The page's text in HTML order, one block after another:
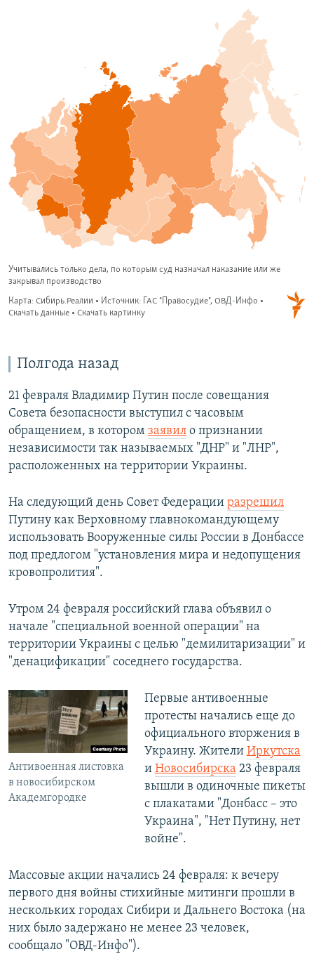
Полгода назад
21 февраля Владимир Путин после совещания
Совета безопасности выступил с часовым
обращением, в котором заявил о признании
независимости так называемых "ДНР" и "ЛНР",
расположенных на территории Украины.
На следующий день Совет Федерации разрешил
Путину как Верховному главнокомандующему
использовать Вооруженные силы России в Донбассе
под предлогом "установления мира и недопущения
кровопролития".
Утром 24 февраля российский глава объявил о
начале "специальной военной операции" на
территории Украины с целью "демилитаризации" и
"денацификации" соседнего государства.
Антивоенная листовка
в новосибирском
Академгородке
Первые антивоенные
протесты начались еще до
официального вторжения в
Украину. Жители Иркутска
и Новосибирска 23 февраля
вышли в одиночные пикеты
с плакатами "Донбасс – это
Украина", "Нет Путину, нет
войне".
Массовые акции начались 24 февраля: к вечеру
первого дня войны стихийные митинги прошли в
нескольких городах Сибири и Дальнего Востока (на
них было задержано не менее 23 человек,
сообщало "ОВД-Инфо").